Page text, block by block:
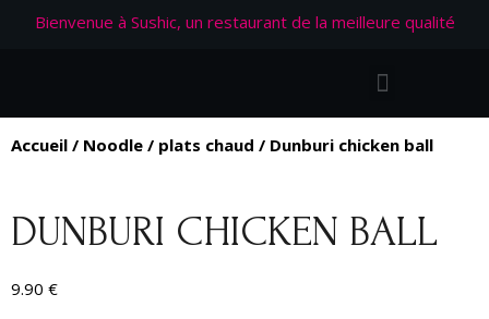
Bienvenue à Sushic, un restaurant de la meilleure qualité
Accueil / Noodle / plats chaud / Dunburi chicken ball
DUNBURI CHICKEN BALL
9.90 €